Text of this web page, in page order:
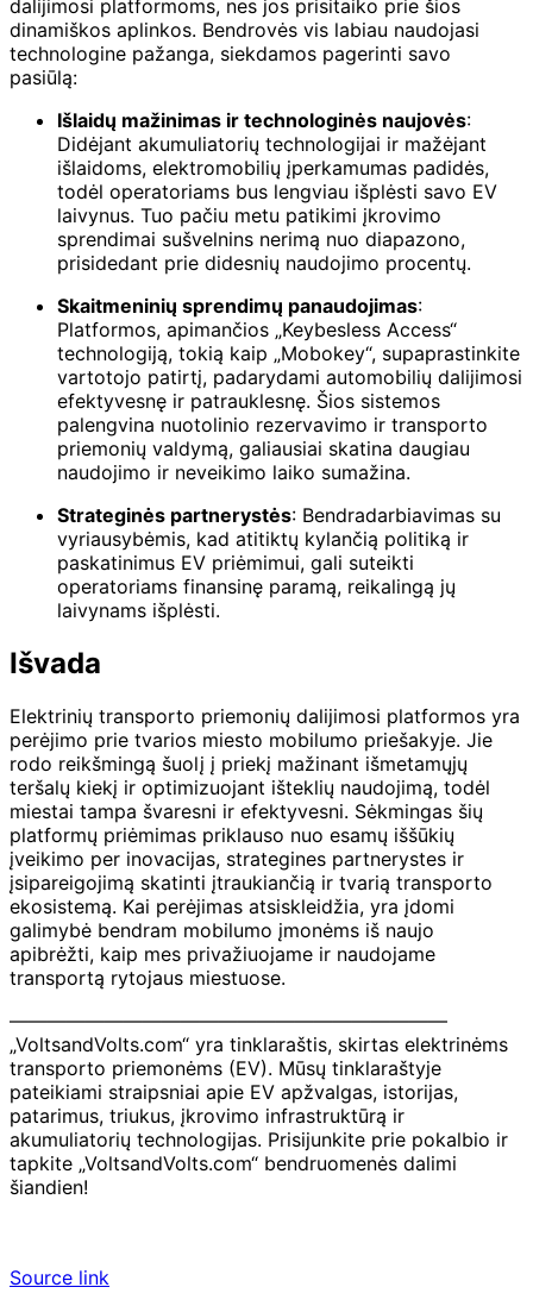
dalijimosi platformoms, nes jos prisitaiko prie šios
dinamiškos aplinkos. Bendrovės vis labiau naudojasi
technologine pažanga, siekdamos pagerinti savo
pasiūlą:
Išlaidų mažinimas ir technologinės naujovės:
Didėjant akumuliatorių technologijai ir mažėjant
išlaidoms, elektromobilių įperkamumas padidės,
todėl operatoriams bus lengviau išplėsti savo EV
laivynus. Tuo pačiu metu patikimi įkrovimo
sprendimai sušvelnins nerimą nuo diapazono,
prisidedant prie didesnių naudojimo procentų.
Skaitmeninių sprendimų panaudojimas:
Platformos, apimančios „Keybesless Access“
technologiją, tokią kaip „Mobokey“, supaprastinkite
vartotojo patirtį, padarydami automobilių dalijimosi
efektyvesnę ir patrauklesnę. Šios sistemos
palengvina nuotolinio rezervavimo ir transporto
priemonių valdymą, galiausiai skatina daugiau
naudojimo ir neveikimo laiko sumažina.
Strateginės partnerystės: Bendradarbiavimas su
vyriausybėmis, kad atitiktų kylančią politiką ir
paskatinimus EV priėmimui, gali suteikti
operatoriams finansinę paramą, reikalingą jų
laivynams išplėsti.
Išvada
Elektrinių transporto priemonių dalijimosi platformos yra
perėjimo prie tvarios miesto mobilumo priešakyje. Jie
rodo reikšmingą šuolį į priekį mažinant išmetamųjų
teršalų kiekį ir optimizuojant išteklių naudojimą, todėl
miestai tampa švaresni ir efektyvesni. Sėkmingas šių
platformų priėmimas priklauso nuo esamų iššūkių
įveikimo per inovacijas, strategines partnerystes ir
įsipareigojimą skatinti įtraukiančią ir tvarią transporto
ekosistemą. Kai perėjimas atsiskleidžia, yra įdomi
galimybė bendram mobilumo įmonėms iš naujo
apibrėžti, kaip mes privažiuojame ir naudojame
transportą rytojaus miestuose.
———————————————————————
„VoltsandVolts.com“ yra tinklaraštis, skirtas elektrinėms
transporto priemonėms (EV). Mūsų tinklaraštyje
pateikiami straipsniai apie EV apžvalgas, istorijas,
patarimus, triukus, įkrovimo infrastruktūrą ir
akumuliatorių technologijas. Prisijunkite prie pokalbio ir
tapkite „VoltsandVolts.com“ bendruomenės dalimi
šiandien!
Source link